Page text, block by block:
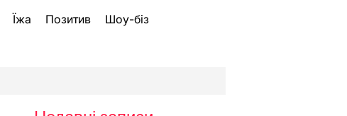
Їжа Позитив Шоу-біз